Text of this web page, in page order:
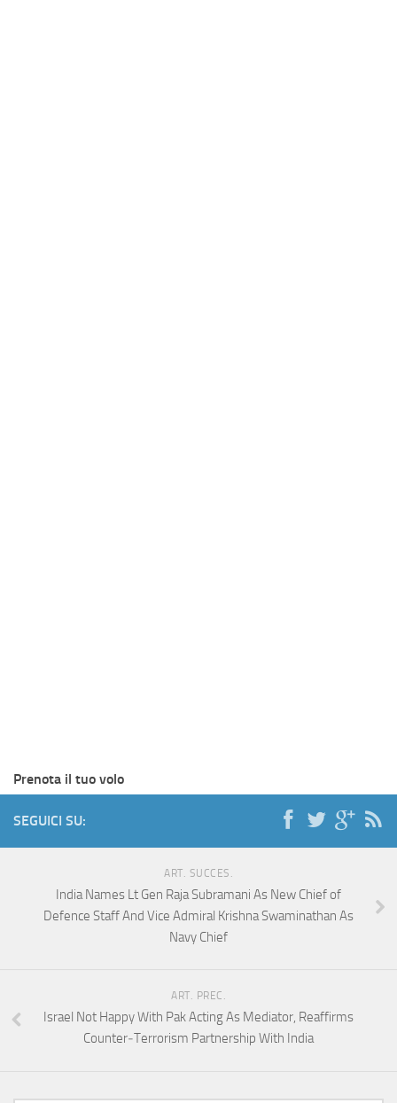
Prenota il tuo volo
SEGUICI SU:
ART. SUCCES.
India Names Lt Gen Raja Subramani As New Chief of
Defence Staff And Vice Admiral Krishna Swaminathan As
Navy Chief
ART. PREC.
Israel Not Happy With Pak Acting As Mediator, Reaffirms
Counter‑Terrorism Partnership With India